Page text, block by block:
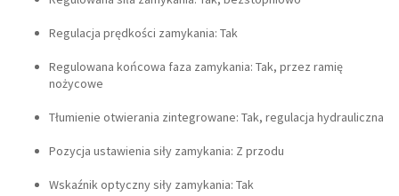
Regulacja prędkości zamykania: Tak
Regulowana końcowa faza zamykania: Tak, przez ramię
nożycowe
Tłumienie otwierania zintegrowane: Tak, regulacja hydrauliczna
Pozycja ustawienia siły zamykania: Z przodu
Wskaźnik optyczny siły zamykania: Tak